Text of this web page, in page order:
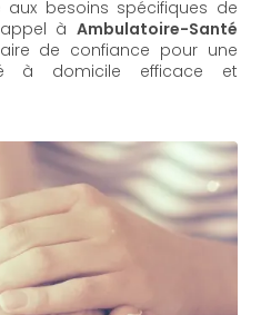
aux besoins spécifiques de
à Ambulatoire-Santé
de confiance pour une
à domicile efficace et